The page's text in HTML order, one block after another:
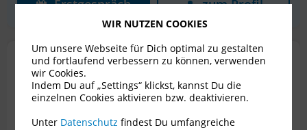
Erstgespräch zum Profil
Mag. David Stockhammer
Rechtsanwalt für Erbrecht
1010 Wien
WIR NUTZEN COOKIES
Um unsere Webseite für Dich optimal zu gestalten
und fortlaufend verbessern zu können, verwenden
wir Cookies.
Indem Du auf „Settings“ klickst, kannst Du die
einzelnen Cookies aktivieren bzw. deaktivieren.
Unter Datenschutz findest Du umfangreiche